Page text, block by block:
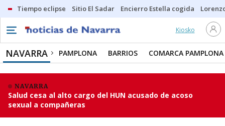
Tiempo eclipse Sitio El Sadar Encierro Estella cogida
Kiosko
NAVARRA PAMPLONA BARRIOS COMARCA PAMPLONA
NAVARRA
Salud cesa al alto cargo del HUN acusado de acoso
sexual a compañeras